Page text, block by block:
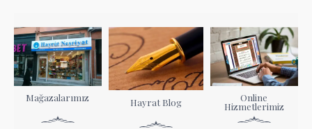
Mağazalarımız Hayrat Blog Online
Hizmetlerimiz